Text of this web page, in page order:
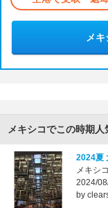
メ
メキシコでこの時期人
2024夏
メキシ
2024/
by